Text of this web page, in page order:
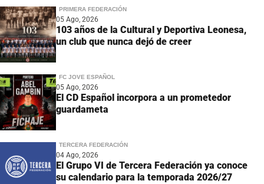
PRIMERA FEDERACIÓN
05 Ago, 2026
103 años de la Cultural y Deportiva Leonesa,
un club que nunca dejó de creer
FC JOVE ESPAÑOL
05 Ago, 2026
El CD Español incorpora a un prometedor
guardameta
TERCERA FEDERACIÓN
04 Ago, 2026
El Grupo VI de Tercera Federación ya conoce
su calendario para la temporada 2026/27